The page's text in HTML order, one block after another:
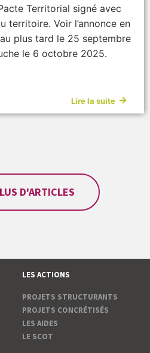
Territorial signé avec
territoire. Voir l’annonce en
plus tard le 25 septembre
le 6 octobre 2025.
Lire la suite
D'ARTICLES
LES ACTIONS
PROJETS STRUCTURANTS
PROJETS CONCRÉTISÉS
LES AIDES
LE SCOT